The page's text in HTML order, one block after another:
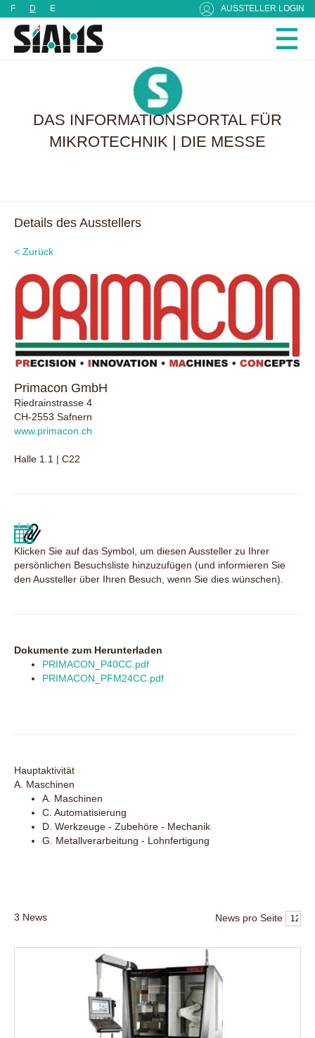
F D E AUSSTELLER LOGIN
DAS INFORMATIONSPORTAL FÜR
MIKROTECHNIK | DIE MESSE
Details des Ausstellers
< Zurück
Primacon GmbH
Riedrainstrasse 4
CH-2553 Safnern
www.primacon.ch
Halle 1.1 | C22
Klicken Sie auf das Symbol, um diesen Aussteller zu Ihrer
persönlichen Besuchsliste hinzuzufügen (und informieren Sie
den Aussteller über Ihren Besuch, wenn Sie dies wünschen).
Dokumente zum Herunterladen
PRIMACON_P40CC.pdf
PRIMACON_PFM24CC.pdf
Hauptaktivität
A. Maschinen
A. Maschinen
C. Automatisierung
D. Werkzeuge - Zubehöre - Mechanik
G. Metallverarbeitung - Lohnfertigung
3 News News pro Seite
Cookie-Einstellungen